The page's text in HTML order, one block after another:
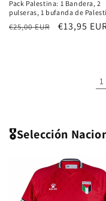
Pack Palestina: 1 Bandera, 2
pulseras, 1 bufanda de
Precio
€25,00 EUR
Precio
€13,95
1
🎖️Selección